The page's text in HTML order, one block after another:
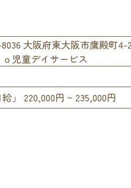
大阪府東大阪市鷹殿町4-
ｏ児童デイサービス
給」 220,000円 ~ 235,000円